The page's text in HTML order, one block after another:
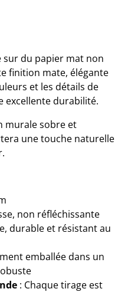
sur du papier mat non
finition mate, élégante
et les détails de
excellente durabilité.
murale sobre et
une touche naturelle
non réfléchissante
durable et résistant au
emballée dans un
: Chaque tirage est